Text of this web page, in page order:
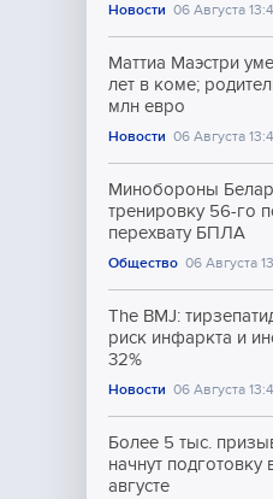
Новости 06 Августа
Маттиа Маэстри
лет в коме;
млн евро
Новости 06 Августа
Минобороны
тренировку 56-го
перехвату БПЛА
Общество 06 Августа
The BMJ:
риск инфаркта и
32%
Новости 06 Августа
Более 5 тыс.
начнут
августе